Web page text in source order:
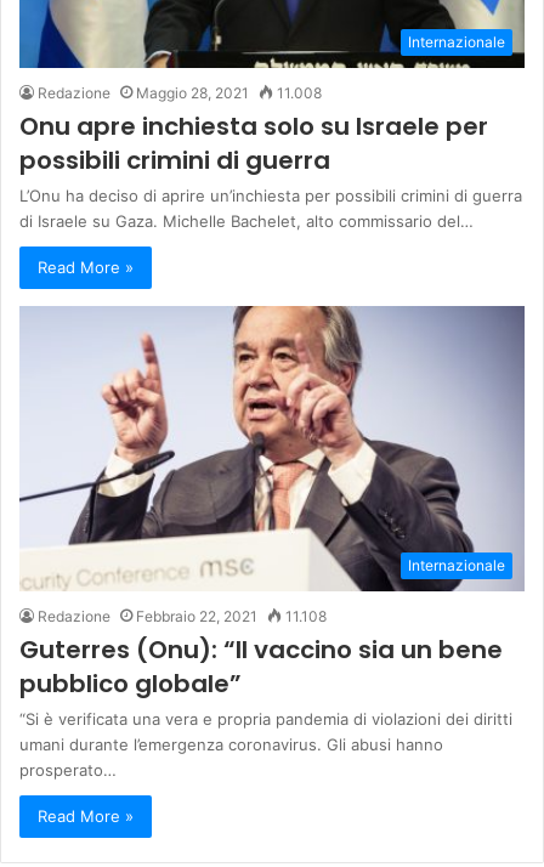
Internazionale
Redazione Maggio 28, 2021 11.008
Onu apre inchiesta solo su Israele per
possibili crimini di guerra
L’Onu ha deciso di aprire un’inchiesta per possibili crimini di guerra
di Israele su Gaza. Michelle Bachelet, alto commissario del…
Read More »
Internazionale
Redazione Febbraio 22, 2021 11.108
Guterres (Onu): “Il vaccino sia un bene
pubblico globale”
“Si è verificata una vera e propria pandemia di violazioni dei diritti
umani durante l’emergenza coronavirus. Gli abusi hanno
prosperato…
Read More »